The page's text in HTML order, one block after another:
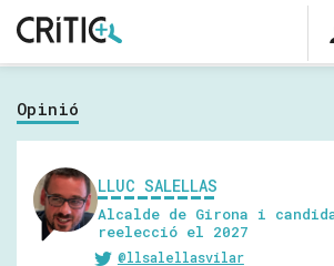
Cerca
Inicia sessió
Opinió
LLUC SALELLAS
Alcalde de Girona i
reelecció el 2027
@llsalellasvilar